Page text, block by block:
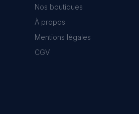
Nos boutiques
À propos
Mentions légales
CGV